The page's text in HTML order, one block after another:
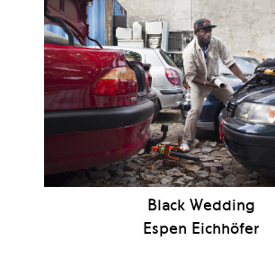
Black Wedding
Espen Eichhöfer